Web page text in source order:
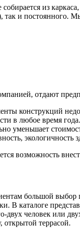
собирается из
и постоянного.
отдают
конструкций
в любое время
уменьшает
возможность
большой
В каталоге
двух человек или
террасой.